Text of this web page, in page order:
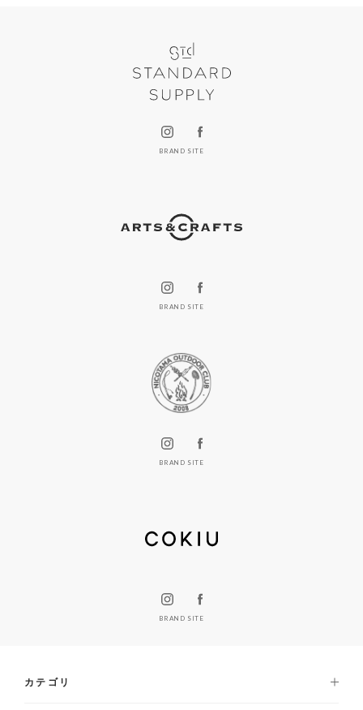
BRAND SITE
BRAND SITE
BRAND SITE
BRAND SITE
カテゴリ